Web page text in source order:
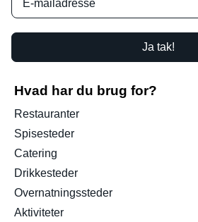
Ja tak!
Hvad har du brug for?
Restauranter
Spisesteder
Catering
Drikkesteder
Overnatningssteder
Aktiviteter